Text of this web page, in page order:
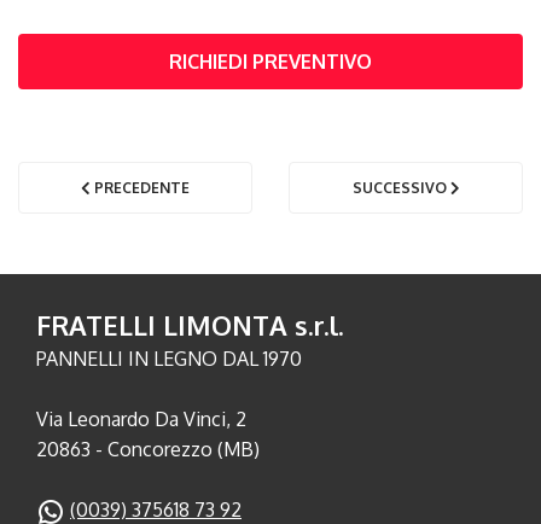
RICHIEDI PREVENTIVO
PRECEDENTE SUCCESSIVO
FRATELLI LIMONTA s.r.l.
PANNELLI IN LEGNO DAL 1970
Via Leonardo Da Vinci, 2
20863 - Concorezzo (MB)
(0039) 375618 73 92